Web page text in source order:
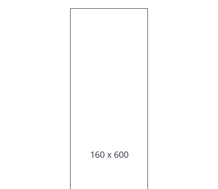
160 x 600